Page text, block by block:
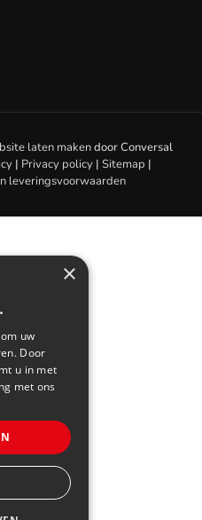
laten makendoorConversal
| Privacy policy | Sitemap |
leveringsvoorwaarden
×
uw
Door
u in met
met ons